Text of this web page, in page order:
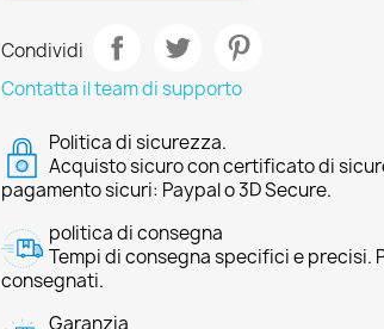
Condividi
Contatta il team di supporto
Politica di sicurezza.
Acquisto sicuro con certificato di
pagamento sicuri: Paypal o 3D Secure.
politica di consegna
Tempi di consegna specifici e precisi.
consegnati.
Garanzia